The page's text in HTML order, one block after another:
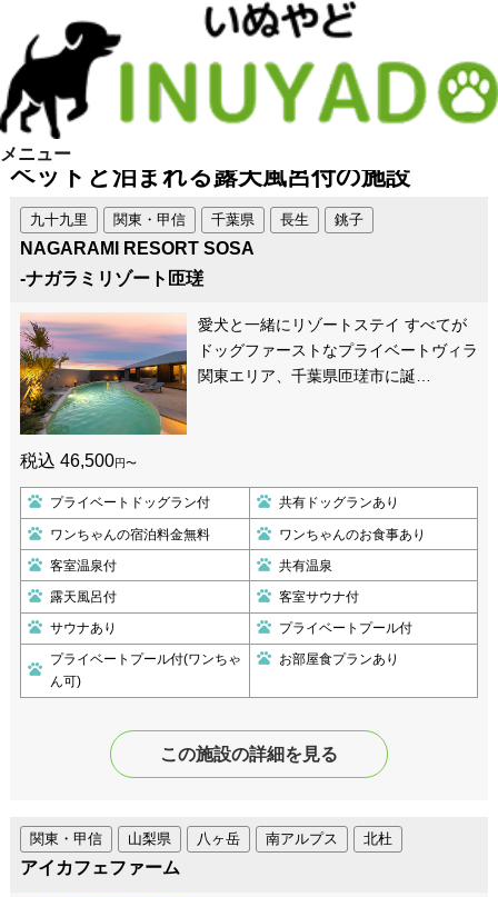
メニュー
ペットと泊まれる露天風呂付の施設
長生 銚子
九十九里 関東・甲信 千葉県
NAGARAMI RESORT SOSA
-ナガラミリゾート匝瑳
愛犬と一緒にリゾートステイ すべてが
ドッグファーストなプライベートヴィラ
関東エリア、千葉県匝瑳市に誕…
税込 46,500円〜
プライベートドッグラン付 共有ドッグランあり
ワンちゃんの宿泊料金無料 ワンちゃんのお食事あり
客室温泉付 共有温泉
露天風呂付 客室サウナ付
サウナあり プライベートプール付
プライベートプール付(ワンちゃ
ん可)
お部屋食プランあり
この施設の詳細を見る
南アルプス 北杜
関東・甲信 山梨県 八ヶ岳
アイカフェファーム